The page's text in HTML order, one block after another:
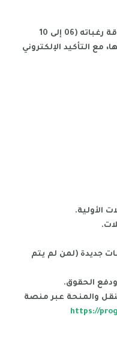
يجب على كل حامل بكالوريا ملء بطاقة رغباته (06 إلى 10
التأكيد الإلكتروني
رغبات جديدة (لمن لم يتم
https://